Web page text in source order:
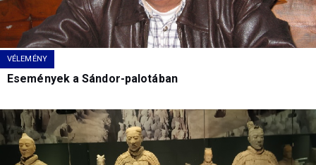
VÉLEMÉNY
Események a Sándor-palotában